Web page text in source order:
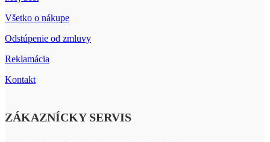
Všetko o nákupe
Odstúpenie od zmluvy
Reklamácia
Kontakt
ZÁKAZNÍCKY SERVIS